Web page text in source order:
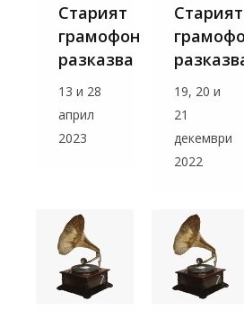
Старият
грамофон
разказва
13 и 28
април
2023
Старият
19, 20 и
21
декември
2022